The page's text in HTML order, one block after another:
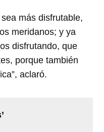
más disfrutable,
meridanos; y ya
disfrutando, que
porque también
aclaró.